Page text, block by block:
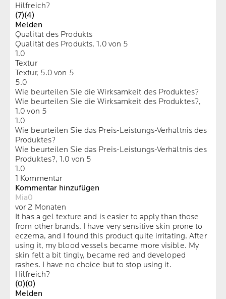
Hilfreich?
(7)(4)
Melden
Qualität des Produkts
Qualität des Produkts, 1.0 von 5
1.0
Textur
Textur, 5.0 von 5
5.0
Wie beurteilen Sie die Wirksamkeit des Produktes?
Wie beurteilen Sie die Wirksamkeit des Produktes?,
1.0 von 5
1.0
Wie beurteilen Sie das Preis-Leistungs-Verhältnis des
Produktes?
Wie beurteilen Sie das Preis-Leistungs-Verhältnis des
Produktes?, 1.0 von 5
1.0
1 Kommentar
Kommentar hinzufügen
Mia0
vor 2 Monaten
It has a gel texture and is easier to apply than those
from other brands. I have very sensitive skin prone to
eczema, and I found this product quite irritating. After
using it, my blood vessels became more visible. My
skin felt a bit tingly, became red and developed
rashes. I have no choice but to stop using it.
Hilfreich?
(0)(0)
Melden